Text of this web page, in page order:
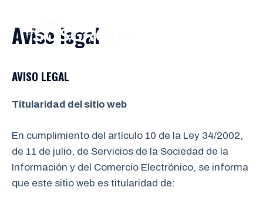
contenido
Aviso legal
AVISO LEGAL
Titularidad del sitio web
En cumplimiento del artículo 10 de la Ley 34/2002,
de 11 de julio, de Servicios de la Sociedad de la
Información y del Comercio Electrónico, se informa
que este sitio web es titularidad de: